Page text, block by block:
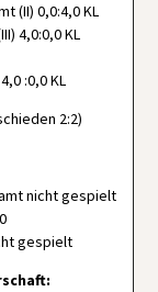
(II) 0,0:4,0 KL
4,0:0,0 KL
:0,0 KL
2:2)
nicht gespielt
gespielt